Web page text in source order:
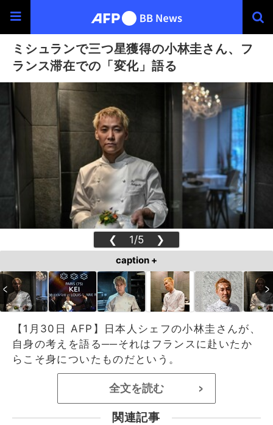
ミシュランで三つ星獲得の小林圭さん、フ
ランス滞在での「変化」語る
❮ 1/5 ❯
caption +
【1月30日 AFP】日本人シェフの小林圭さんが、
自身の考えを語る──それはフランスに赴いたか
らこそ身についたものだという。
全文を読む >
関連記事